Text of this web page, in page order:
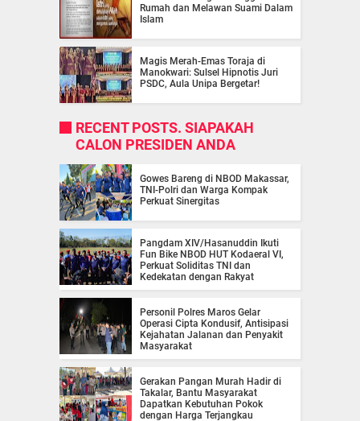
Rumah dan Melawan Suami Dalam
Islam
Magis Merah-Emas Toraja di
Manokwari: Sulsel Hipnotis Juri
PSDC, Aula Unipa Bergetar!
RECENT POSTS. SIAPAKAH
CALON PRESIDEN ANDA
Gowes Bareng di NBOD Makassar,
TNI-Polri dan Warga Kompak
Perkuat Sinergitas
Pangdam XIV/Hasanuddin Ikuti
Fun Bike NBOD HUT Kodaeral VI,
Perkuat Soliditas TNI dan
Kedekatan dengan Rakyat
Personil Polres Maros Gelar
Operasi Cipta Kondusif, Antisipasi
Kejahatan Jalanan dan Penyakit
Masyarakat
Gerakan Pangan Murah Hadir di
Takalar, Bantu Masyarakat
Dapatkan Kebutuhan Pokok
dengan Harga Terjangkau